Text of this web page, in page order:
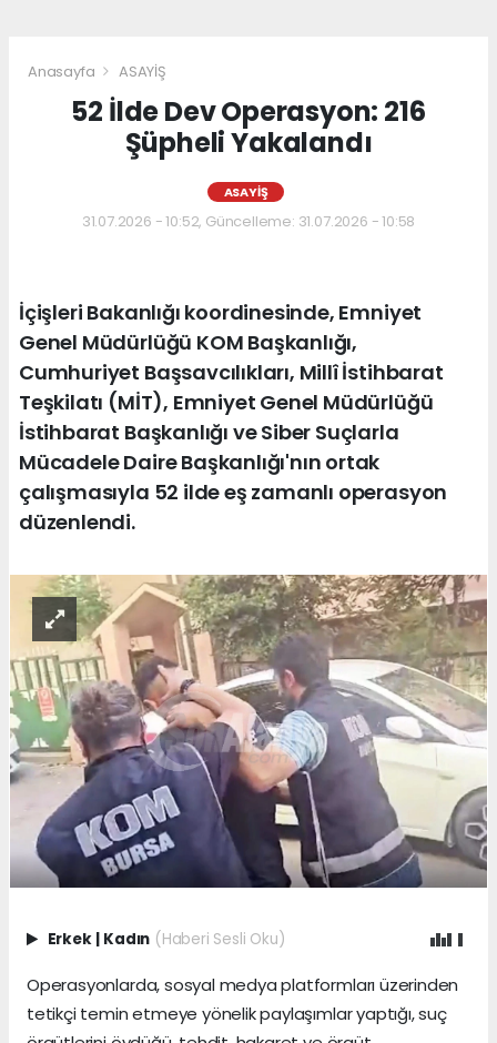
Anasayfa ASAYİŞ
52 İlde Dev Operasyon: 216
Şüpheli Yakalandı
ASAYİŞ
31.07.2026 - 10:52, Güncelleme: 31.07.2026 - 10:58
İçişleri Bakanlığı koordinesinde, Emniyet
Genel Müdürlüğü KOM Başkanlığı,
Cumhuriyet Başsavcılıkları, Millî İstihbarat
Teşkilatı (MİT), Emniyet Genel Müdürlüğü
İstihbarat Başkanlığı ve Siber Suçlarla
Mücadele Daire Başkanlığı'nın ortak
çalışmasıyla 52 ilde eş zamanlı operasyon
düzenlendi.
Erkek Kadın (Haberi Sesli Oku)
Operasyonlarda, sosyal medya platformları üzerinden
tetikçi temin etmeye yönelik paylaşımlar yaptığı, suç